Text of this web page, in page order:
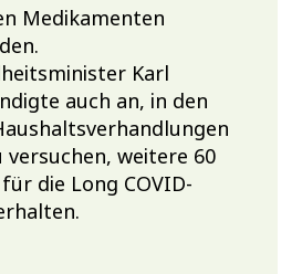
Medikamenten
Karl
auch an, in den
versuchen, weitere 60
die Long COVID-